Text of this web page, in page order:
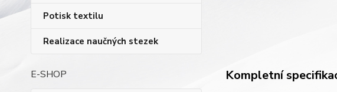
Potisk textilu
Realizace naučných stezek
E-SHOP Kompletní